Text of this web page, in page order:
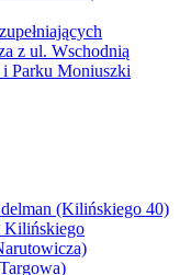
z ul. Wschodnią
Parku Moniuszki
(Kilińskiego 40)
Kilińskiego